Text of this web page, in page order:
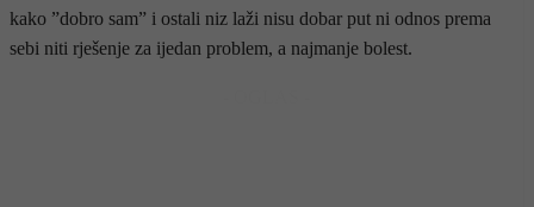
kako ”dobro sam” i ostali niz laži nisu dobar put ni odnos prema
sebi niti rješenje za ijedan problem, a najmanje bolest.